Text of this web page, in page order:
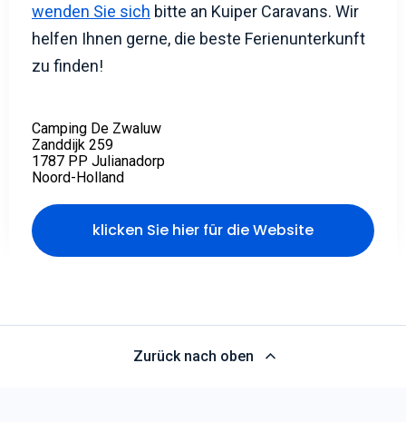
wenden Sie sich bitte an Kuiper Caravans. Wir
helfen Ihnen gerne, die beste Ferienunterkunft
zu finden!
Camping De Zwaluw
Zanddijk 259
1787 PP Julianadorp
Noord-Holland
klicken Sie hier für die Website
Zurück nach oben